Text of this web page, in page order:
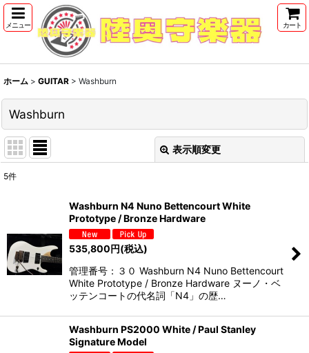
メニュー カート
ホーム > GUITAR > Washburn
Washburn
表示順変更
5件
Washburn N4 Nuno Bettencourt White
Prototype / Bronze Hardware
535,800円(税込)
管理番号：３０ Washburn N4 Nuno Bettencourt
White Prototype / Bronze Hardware ヌーノ・ベ
ッテンコートの代名詞「N4」の歴…
Washburn PS2000 White / Paul Stanley
Signature Model